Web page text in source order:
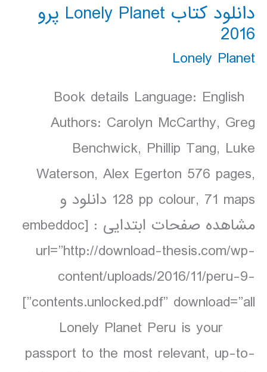
دانلود کتاب Lonely Planet پرو
2016
Lonely Planet
Book details Language: English
Authors: Carolyn McCarthy, Greg
Benchwick, Phillip Tang, Luke
Waterson, Alex Egerton 576 pages,
128 pp colour, 71 maps دانلود و
مشاهده صفحات ابتدایی : [embeddoc
url=”http://download-thesis.com/wp-
content/uploads/2016/11/peru-9-
contents.unlocked.pdf” download=”all”]
Lonely Planet Peru is your
passport to the most relevant, up-to-